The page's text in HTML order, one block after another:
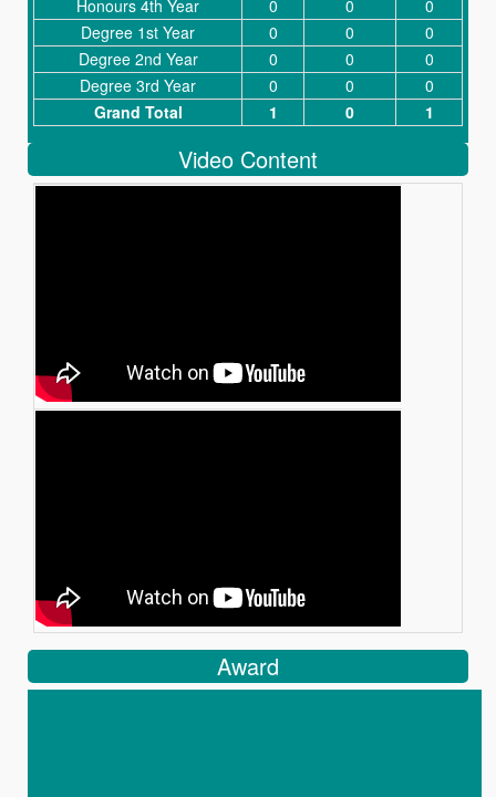
Honours 4th Year 0 0
0
Degree 1st Year
0 0
0
Degree 2nd Year
0 0
0
Degree 3rd Year
0 0
0
Grand Total
1 0 1
Video Content
Award